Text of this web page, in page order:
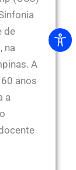
de
na
A
anos
a